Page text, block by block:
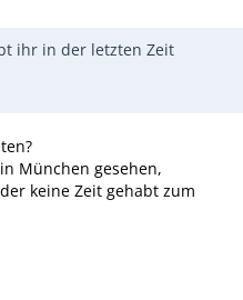
ihr in der letzten Zeit
München gesehen,
keine Zeit gehabt zum